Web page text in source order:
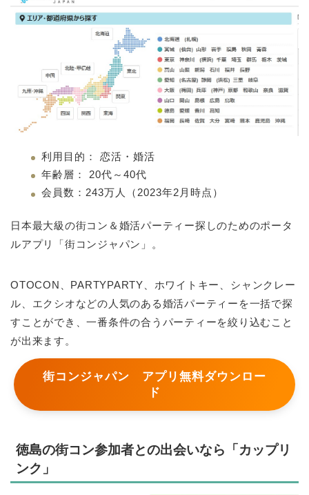
利用目的： 恋活・婚活
年齢層： 20代～40代
会員数：243万人（2023年2月時点）
日本最大級の街コン＆婚活パーティー探しのためのポータ
ルアプリ「街コンジャパン」。
OTOCON、PARTYPARTY、ホワイトキー、シャンクレー
ル、エクシオなどの人気のある婚活パーティーを一括で探
すことができ、一番条件の合うパーティーを絞り込むこと
が出来ます。
街コンジャパン アプリ無料ダウンロー
ド
徳島の街コン参加者との出会いなら「カップリ
ンク」